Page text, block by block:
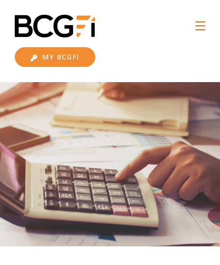
MY BCGFI